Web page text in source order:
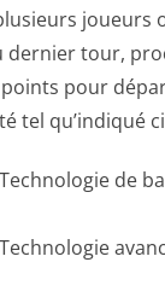
joueurs
dernier tour,
pour
tel qu’indiqué
de